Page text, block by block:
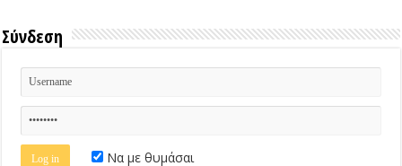
Σύνδεση
Να με θυμάσαι